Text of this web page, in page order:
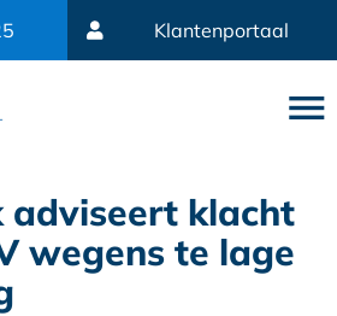
Klantenportaal
adviseert klacht
wegens te lage